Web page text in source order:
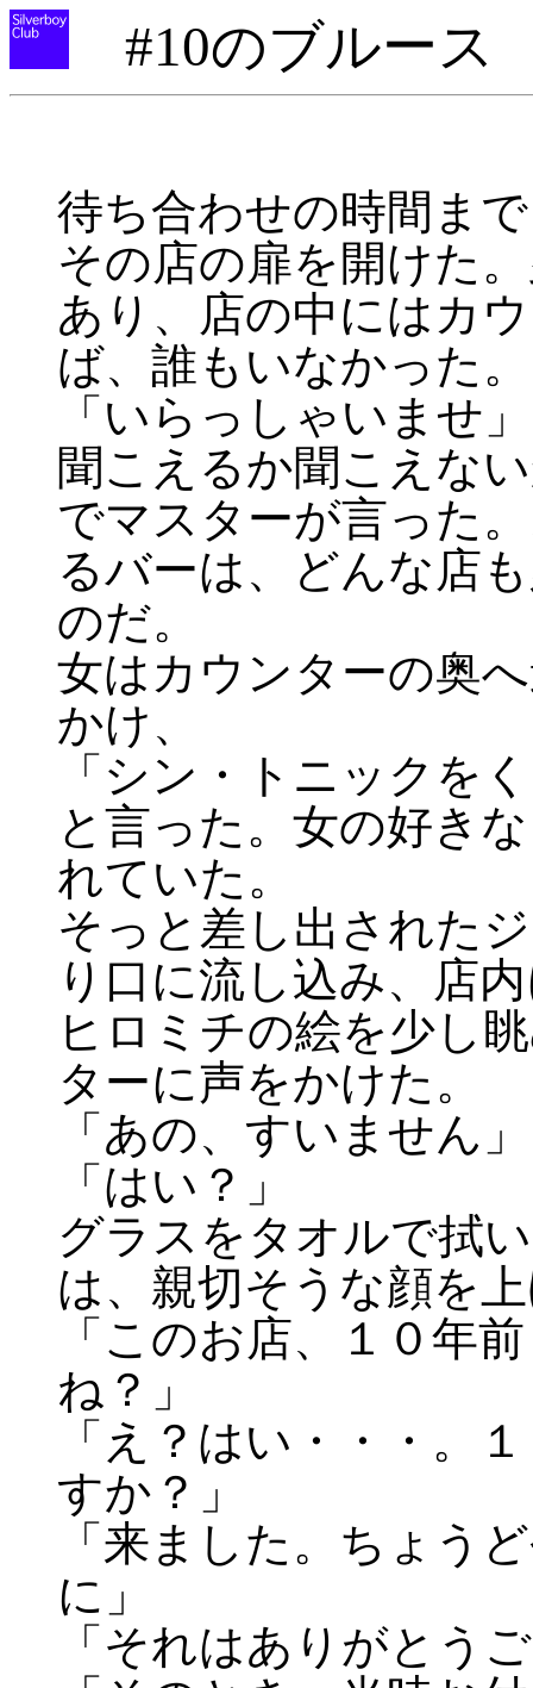
#10のブルース
待ち合わせの時間ま
その店の扉を開けた
あり、店の中にはカ
ば、誰もいなかった。
「いらっしゃいませ」
聞こえるか聞こえな
でマスターが言った
るバーは、どんな店
のだ。
女はカウンターの奥
かけ、
「シン・トニックを
と言った。女の好き
れていた。
そっと差し出された
り口に流し込み、店
ヒロミチの絵を少し
ターに声をかけた。
「あの、すいません」
「はい？」
グラスをタオルで拭
は、親切そうな顔を
「このお店、１０年
ね？」
「え？はい・・・。
すか？」
「来ました。ちょう
に」
「それはありがとう